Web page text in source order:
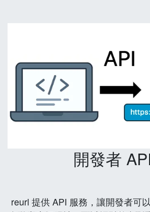
開發者
reurl 提供 API 服務，讓開發者可